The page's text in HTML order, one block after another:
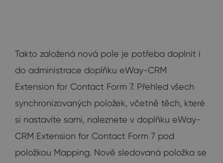
Takto založená nová pole je potřeba doplnit i
do administrace doplňku eWay-CRM
Extension for Contact Form 7. Přehled všech
synchronizovaných položek, včetně těch, které
si nastavíte sami, naleznete v doplňku eWay-
CRM Extension for Contact Form 7 pod
položkou Mapping. Nově sledovaná položka se